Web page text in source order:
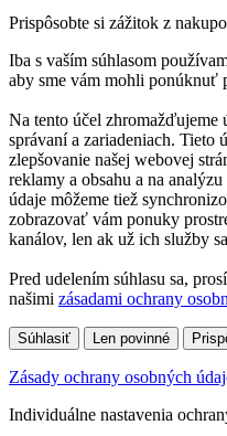
Prispôsobte si zážitok z
Iba s vaším súhlasom
aby sme vám mohli ponúknuť
Na tento účel zhromažďujeme
správaní a zariadeniach. Tieto
zlepšovanie našej webovej
reklamy a obsahu a na
údaje môžeme tiež
zobrazovať vám ponuky
kanálov, len ak už ich služby
Pred udelením súhlasu sa,
našimi zásadami ochrany
Súhlasiť Len povinné
Zásady ochrany osobných
Individuálne nastavenia